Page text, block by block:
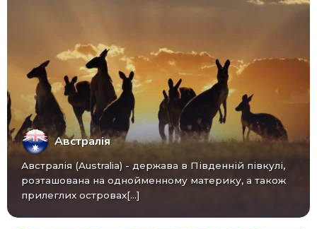
Австралія
Австралія (Australia) - ​​держава в Південній півкулі,
розташована на однойменному материку, а також
прилеглих островах[...]